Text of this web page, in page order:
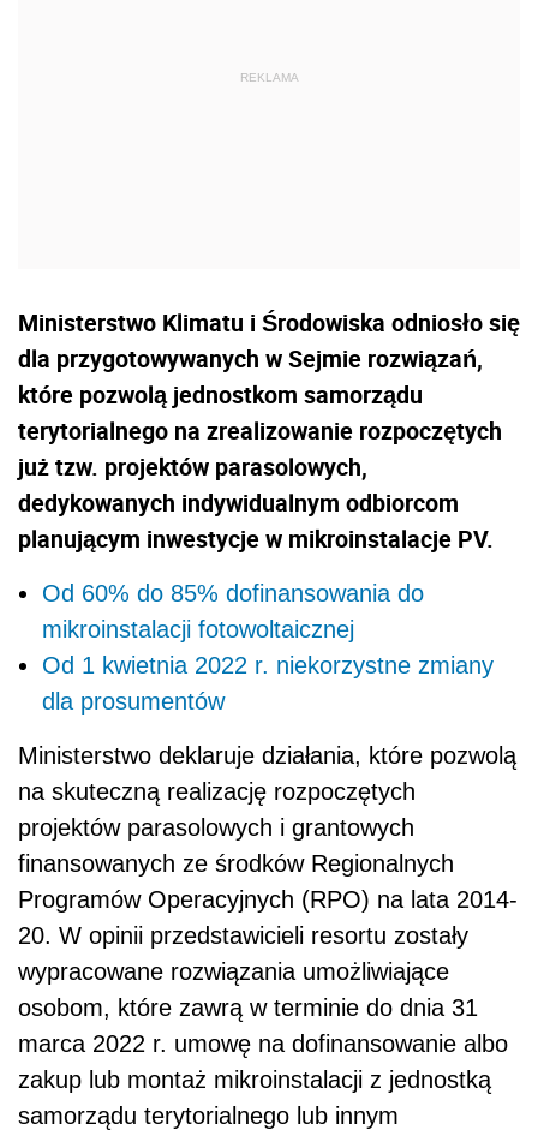
Ministerstwo Klimatu i Środowiska odniosło się
dla przygotowywanych w Sejmie rozwiązań,
które pozwolą jednostkom samorządu
terytorialnego na zrealizowanie rozpoczętych
już tzw. projektów parasolowych,
dedykowanych indywidualnym odbiorcom
planującym inwestycje w mikroinstalacje PV.
Od 60% do 85% dofinansowania do
mikroinstalacji fotowoltaicznej
Od 1 kwietnia 2022 r. niekorzystne zmiany
dla prosumentów
Ministerstwo deklaruje działania, które pozwolą
na skuteczną realizację rozpoczętych
projektów parasolowych i grantowych
finansowanych ze środków Regionalnych
Programów Operacyjnych (RPO) na lata 2014-
20. W opinii przedstawicieli resortu zostały
wypracowane rozwiązania umożliwiające
osobom, które zawrą w terminie do dnia 31
marca 2022 r. umowę na dofinansowanie albo
zakup lub montaż mikroinstalacji z jednostką
samorządu terytorialnego lub innym